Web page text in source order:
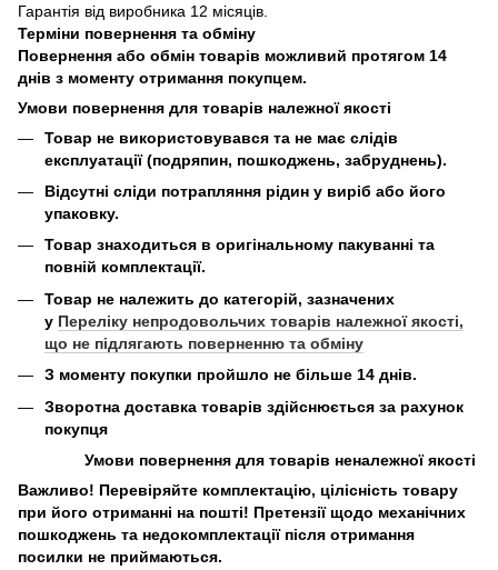
Гарантія від виробника 12 місяців.
Терміни повернення та обміну
Повернення або обмін товарів можливий протягом 14
днів з моменту отримання покупцем.
Умови повернення для товарів належної якості
Товар не використовувався та не має слідів
експлуатації (подряпин, пошкоджень, забруднень).
Відсутні сліди потрапляння рідин у виріб або його
упаковку.
Товар знаходиться в оригінальному пакуванні та
повній комплектації.
Товар не належить до категорій, зазначених
у Переліку непродовольчих товарів належної якості,
що не підлягають поверненню та обміну
З моменту покупки пройшло не більше 14 днів.
Зворотна доставка товарів здійснюється за рахунок
покупця
Умови повернення для товарів неналежної якості
Важливо! Перевіряйте комплектацію, цілісність товару
при його отриманні на пошті! Претензії щодо механічних
пошкоджень та недокомплектації після отримання
посилки не приймаються.